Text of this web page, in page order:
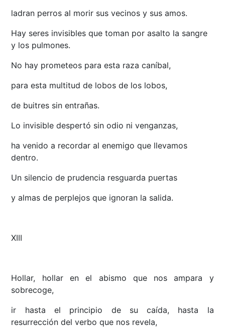
ladran perros al morir sus vecinos y sus amos.
Hay seres invisibles que toman por asalto la sangre
y los pulmones.
No hay prometeos para esta raza caníbal,
para esta multitud de lobos de los lobos,
de buitres sin entrañas.
Lo invisible despertó sin odio ni venganzas,
ha venido a recordar al enemigo que llevamos
dentro.
Un silencio de prudencia resguarda puertas
y almas de perplejos que ignoran la salida.
XIII
Hollar, hollar en el abismo que nos ampara y
sobrecoge,
ir hasta el principio de su caída, hasta la
resurrección del verbo que nos revela,